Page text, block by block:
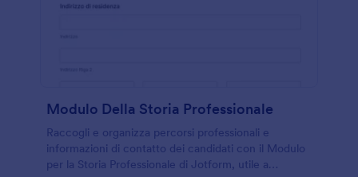
Modulo Della Storia Professionale
Raccogli e organizza percorsi professionali e
informazioni di contatto dei candidati con il Modulo
per la Storia Professionale di Jotform, utile a